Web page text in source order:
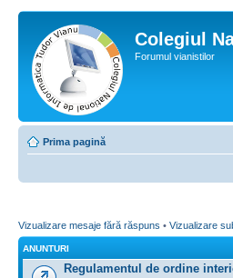
Colegiul
Forumul vianistilor
Prima pagină
Vizualizare mesaje fără răspuns • Vizualizare
ANUNTURI
Regulamentul de ordine